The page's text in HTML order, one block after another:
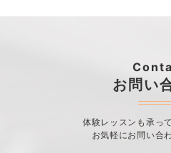
お問い
体験レッスンも承っ
お気軽にお問い合